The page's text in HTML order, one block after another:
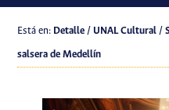
Está en: Detalle / UNAL Cultural /
salsera de Medellín